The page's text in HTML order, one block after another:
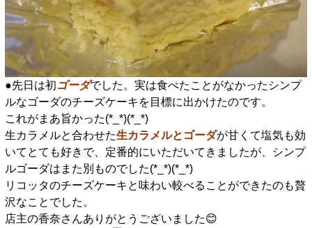
●先日は初ゴーダでした。実は食べたことがなかったシンプ
ルなゴーダのチーズケーキを目標に出かけたのです。
これがまあ旨かった(*_*)(*_*)
生カラメルと合わせた生カラメルとゴーダが甘くて塩気も効
いてとても好きで、定番的にいただいてきましたが、シンプ
ルゴーダはまた別ものでした(*_*)(*_*)
リコッタのチーズケーキと味わい較べることができたのも贅
沢なことでした。
店主の香奈さんありがとうございました😊